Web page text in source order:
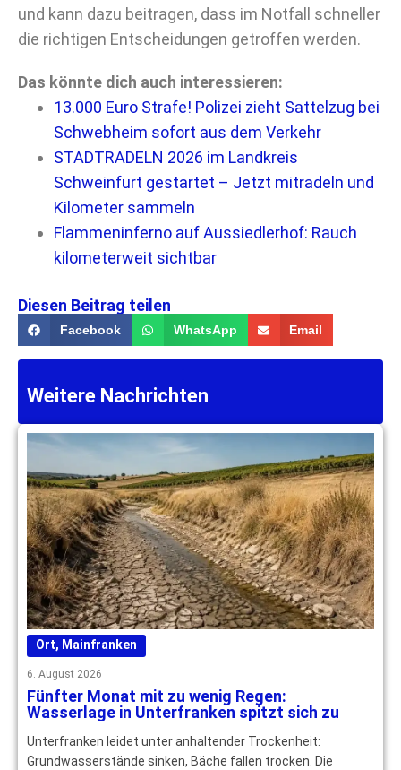
und kann dazu beitragen, dass im Notfall schneller
die richtigen Entscheidungen getroffen werden.
Das könnte dich auch interessieren:
13.000 Euro Strafe! Polizei zieht Sattelzug bei
Schwebheim sofort aus dem Verkehr
STADTRADELN 2026 im Landkreis
Schweinfurt gestartet – Jetzt mitradeln und
Kilometer sammeln
Flammeninferno auf Aussiedlerhof: Rauch
kilometerweit sichtbar
Diesen Beitrag teilen
Facebook WhatsApp Email
Weitere Nachrichten
Ort, Mainfranken
6. August 2026
Fünfter Monat mit zu wenig Regen:
Wasserlage in Unterfranken spitzt sich zu
Unterfranken leidet unter anhaltender Trockenheit:
Grundwasserstände sinken, Bäche fallen trocken. Die